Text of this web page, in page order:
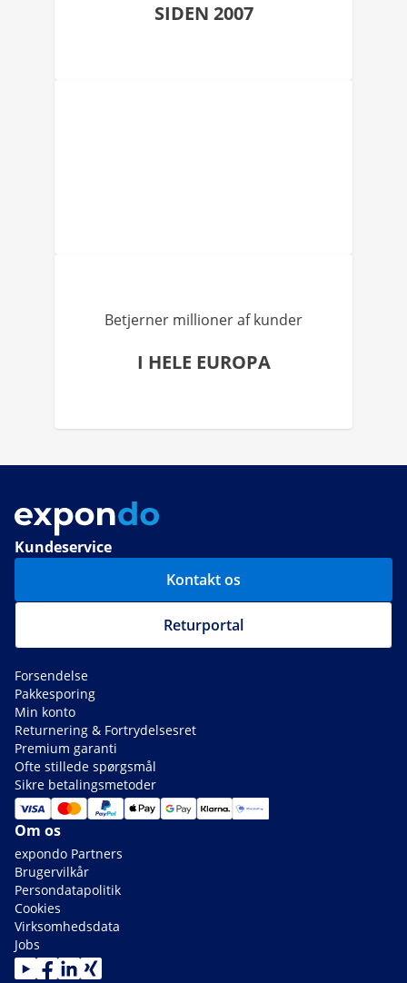
SIDEN 2007
Betjerner millioner af kunder
I HELE EUROPA
Kundeservice
Kontakt os
Returportal
Forsendelse
Pakkesporing
Min konto
Returnering & Fortrydelsesret
Premium garanti
Ofte stillede spørgsmål
Sikre betalingsmetoder
Om os
expondo Partners
Brugervilkår
Persondatapolitik
Cookies
Virksomhedsdata
Jobs